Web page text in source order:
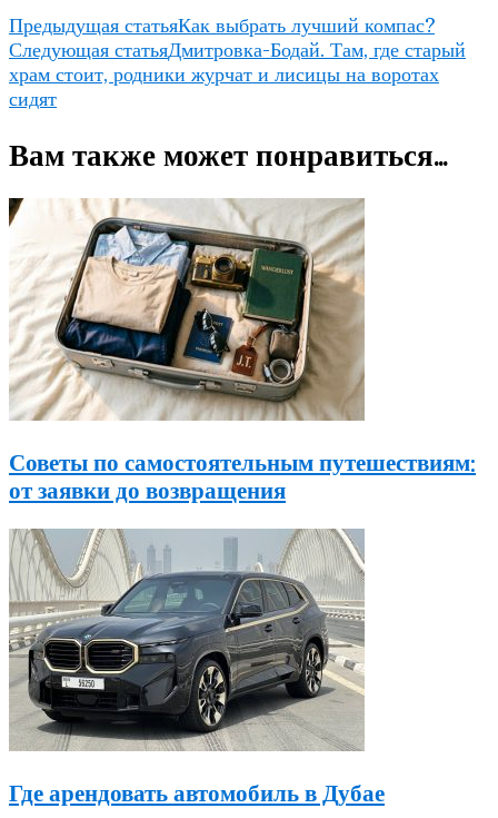
Предыдущая статьяКак выбрать лучший компас?
Следующая статьяДмитровка-Бодай. Там, где старый
храм стоит, родники журчат и лисицы на воротах
сидят
Вам также может понравиться...
Советы по самостоятельным путешествиям:
от заявки до возвращения
Где арендовать автомобиль в Дубае